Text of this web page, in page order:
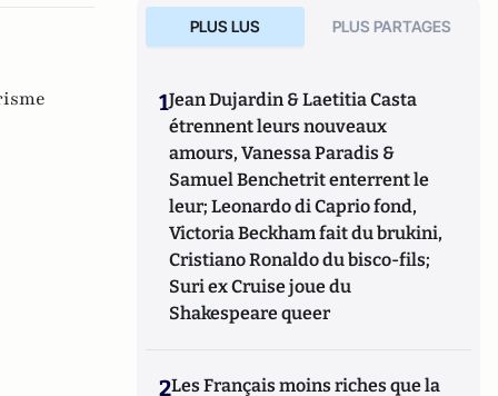
PLUS LUS PLUS PARTAGES
1Jean Dujardin & Laetitia Casta
étrennent leurs nouveaux
amours, Vanessa Paradis &
Samuel Benchetrit enterrent le
leur; Leonardo di Caprio fond,
Victoria Beckham fait du brukini,
Cristiano Ronaldo du bisco-fils;
Suri ex Cruise joue du
Shakespeare queer
2Les Français moins riches que la